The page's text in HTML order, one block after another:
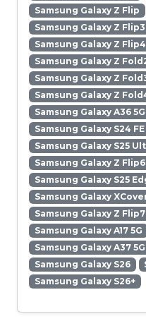
Samsung Galaxy Z Flip
Samsung Galaxy Z Flip3
Samsung Galaxy Z Flip4
Samsung Galaxy Z
Samsung Galaxy Z
Samsung Galaxy Z
Samsung Galaxy A36 5G
Samsung Galaxy S24 FE
Samsung Galaxy S25
Samsung Galaxy Z Flip6
Samsung Galaxy S25
Samsung Galaxy
Samsung Galaxy Z Flip7
Samsung Galaxy A17 5G
Samsung Galaxy A37 5G
Samsung Galaxy S26
Samsung Galaxy S26+